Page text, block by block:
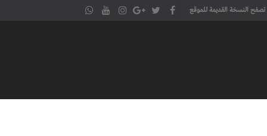
تصفح النسخة القديمة للموقع